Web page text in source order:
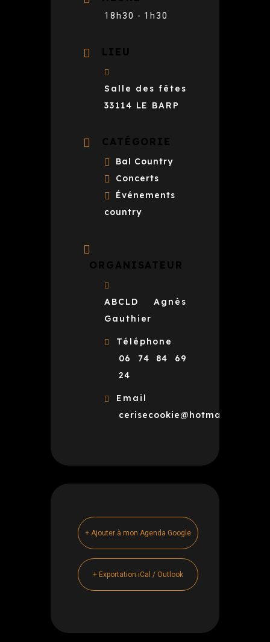
18h30 - 1h30
LIEU
Salle des fêtes
33114 LE BARP
CATÉGORIE
Bal Country
Concerts
Événements
country
ORGANISATEUR
ABCLD Agnès
Gauthier
Téléphone
06 74 84 69
24
Email
cerisecookie@hotmail.fr
+ Ajouter à mon Agenda Google
+ Exportation iCal / Outlook